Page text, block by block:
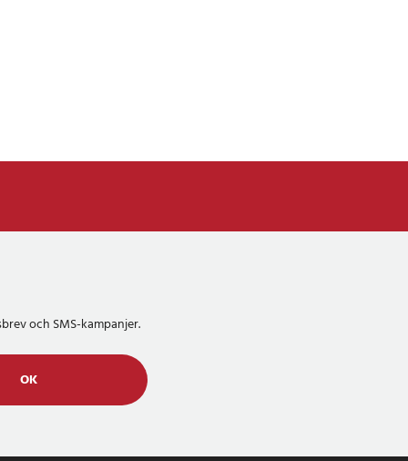
och SMS-kampanjer.
OK